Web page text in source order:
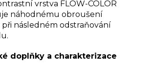
vrstva FLOW-COLOR
náhodnému obroušení
při následném odstraňování
doplňky a charakterizace